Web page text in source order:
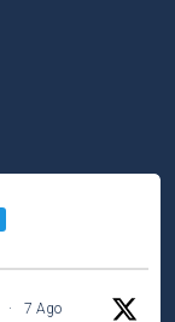
· 7 Ago